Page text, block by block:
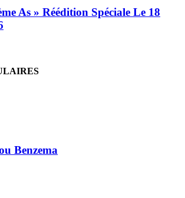
As » Réédition Spéciale Le 18
Benzema